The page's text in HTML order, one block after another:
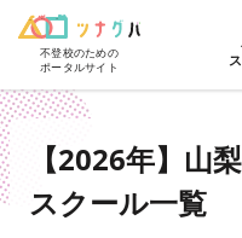
不登校のための
ポータルサイト
【2026年】山
スクール一覧